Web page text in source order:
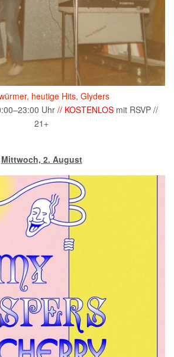
heutige Hits, Glyders
Uhr // KOSTENLOS mit RSVP //
21+
Mittwoch, 2. August